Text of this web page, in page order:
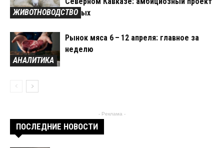
ЖИВОТНОВОДСТВОученых
АНАЛИТИКА
Рынок мяса 6 – 12 апреля: главное за
неделю
- Реклама -
ПОСЛЕДНИЕ НОВОСТИ